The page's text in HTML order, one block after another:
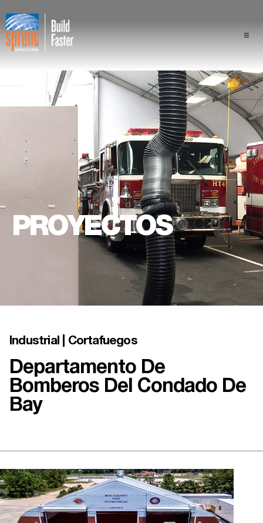
Industrias/Sectores de la
Componentes
Ventaja de Sprung
Profesionales
Quiénes somos
PROYECTOS
Industrial | Cortafuegos
Departamento De
Bomberos Del Condado De
Bay